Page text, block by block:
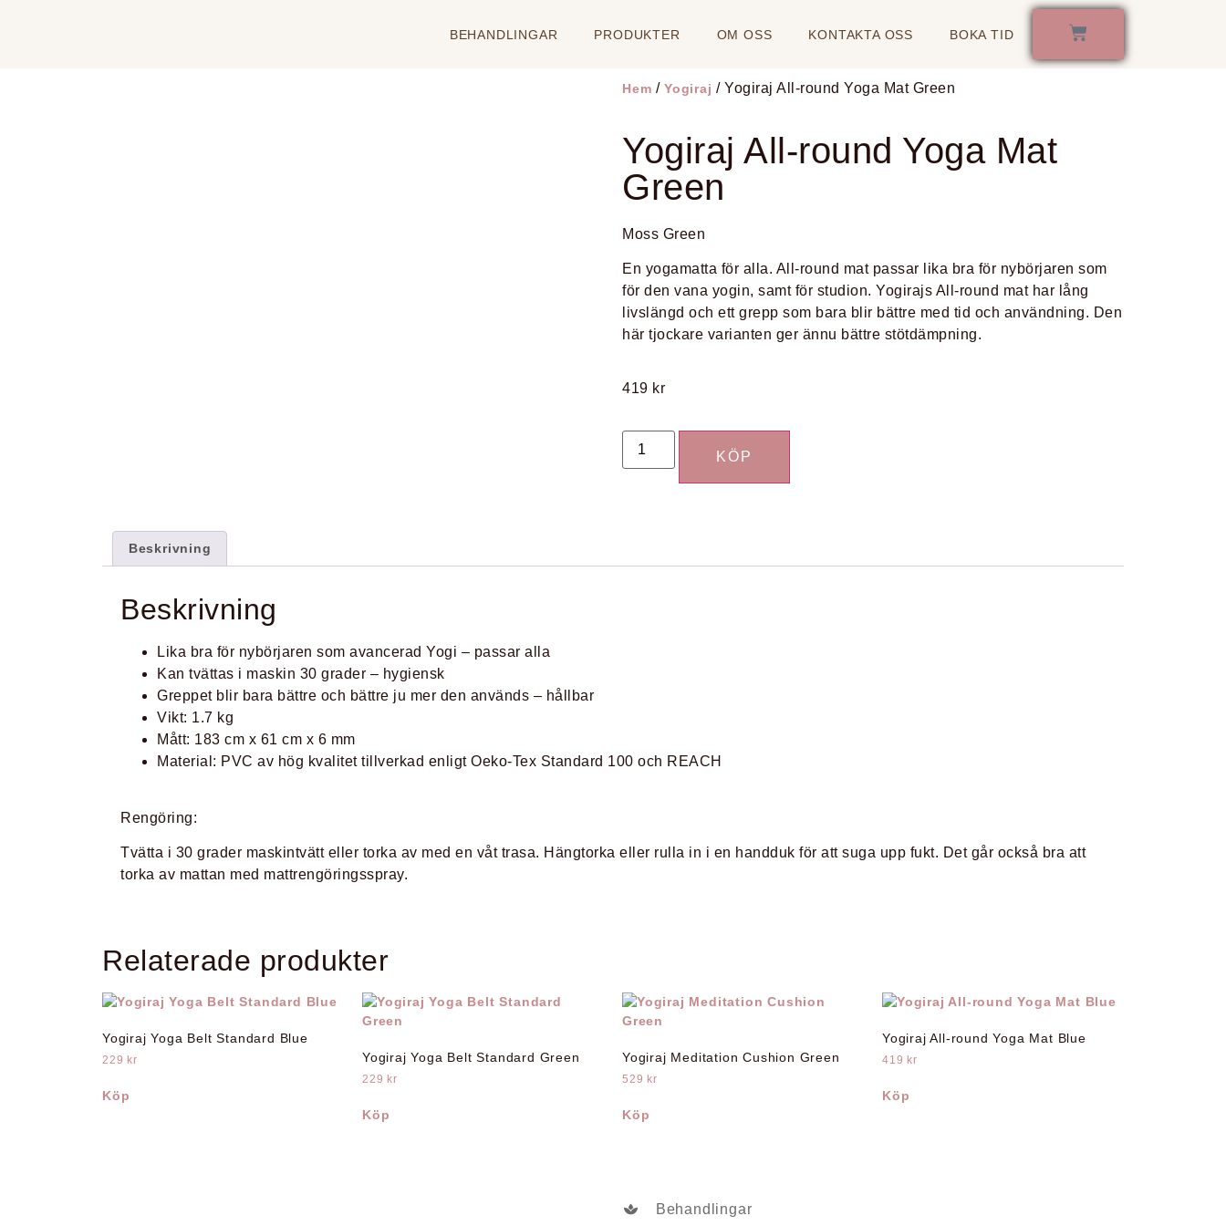
BEHANDLINGAR PRODUKTER OM OSS KONTAKTA OSS BOKA TID
Hem / Yogiraj / Yogiraj All-round Yoga Mat Green
Yogiraj All-round Yoga Mat
Green
Moss Green
En yogamatta för alla. All-round mat passar lika bra för nybörjaren som
för den vana yogin, samt för studion. Yogirajs All-round mat har lång
livslängd och ett grepp som bara blir bättre med tid och användning. Den
här tjockare varianten ger ännu bättre stötdämpning.
419 kr
KÖP
Beskrivning
Beskrivning
Lika bra för nybörjaren som avancerad Yogi – passar alla
Kan tvättas i maskin 30 grader – hygiensk
Greppet blir bara bättre och bättre ju mer den används – hållbar
Vikt: 1.7 kg
Mått: 183 cm x 61 cm x 6 mm
Material: PVC av hög kvalitet tillverkad enligt Oeko-Tex Standard 100 och REACH
Rengöring:
Tvätta i 30 grader maskintvätt eller torka av med en våt trasa. Hängtorka eller rulla in i en handduk för att suga upp fukt. Det går också bra att
torka av mattan med mattrengöringsspray.
Relaterade produkter
Yogiraj Yoga Belt Standard Blue
229 kr
Köp
Yogiraj Yoga Belt Standard Green
229 kr
Köp
Yogiraj Meditation Cushion Green
529 kr
Köp
Yogiraj All-round Yoga Mat Blue
419 kr
Köp
Behandlingar